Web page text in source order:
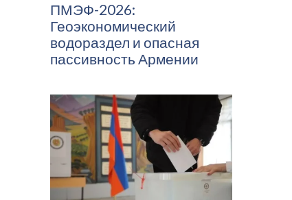
ПМЭФ-2026:
Геоэкономический
водораздел и опасная
пассивность Армении